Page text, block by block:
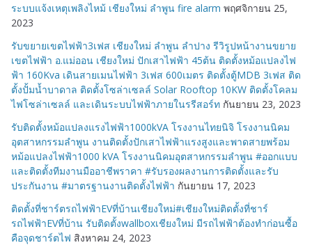
ระบบแจ้งเหตุเพลิงไหม้ เชียงใหม่ ลำพูน fire alarm พฤศจิกายน 25,
2023
รับขยายเขตไฟฟ้า3เฟส เชียงใหม่ ลำพูน ลำปาง รีวิรูปหน้างานขยาย
เขตไฟฟ้า อ.แม่ออน เชียงใหม่ ปักเสาไฟฟ้า 45ต้น ติดตั้งหม้อแปลงไฟ
ฟ้า 160Kva เดินสายเมนไฟฟ้า 3เฟส 600เมตร ติดตั้งตู้MDB 3เฟส ติด
ตั้งปั้มน้ำบาดาล ติดตั้งโซล่าเซลล์ Solar Rooftop 10KW ติดตั้งโคลม
ไฟโซล่าเซลล์ และเดินระบบไฟฟ้าภายในรรีสอร์ท กันยายน 23, 2023
รับติดตั้งหม้อแปลงแรงไฟฟ้า1000kVA โรงงานไทยนิจิ โรงงานนิคม
อุตสาหกรรมลำพูน งานติดตั้งปักเสาไฟฟ้าแรงสูงและพาดสายพร้อม
หม้อแปลงไฟฟ้า1000 kVA โรงงานนิคมอุตสาหกรรมลำพูน #ออกแบบ
และติดตั้งทีมงานมืออาชีพราคา #รับรองผลงานการติดตั้งและรับ
ประกันงาน #มาตรฐานงานติดตั้งไฟฟ้า กันยายน 17, 2023
ติดตั้งที่ชาร์ตรถไฟฟ้าEVที่บ้านเชียงใหม่#เชียงใหม่ติดตั้งที่ชาร์
รถไฟฟ้าEVที่บ้าน รับติดตั้งwallboxเชียงใหม่ มีรถไฟฟ้าต้องทำก่อนซื้อ
คือจุดชาร์ตไฟ สิงหาคม 24, 2023